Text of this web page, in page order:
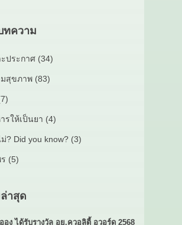
ทความ
ประกาศ (34)
สุขภาพ (83)
รให้เป็นยา (4)
? Did you know? (3)
(5)
าสุด
ง ได้รับรางวัล อย.ควอลิตี้ อวอร์ด 2568